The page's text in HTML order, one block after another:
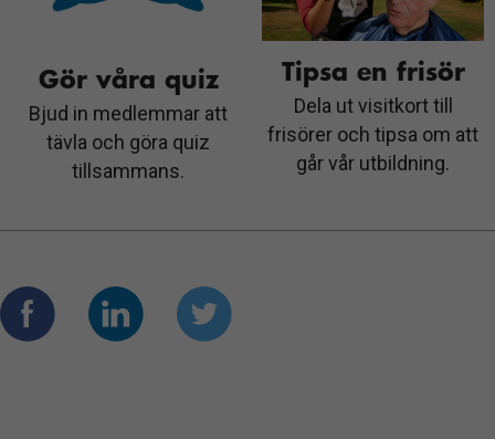
Gör våra quiz
Bjud in medlemmar att
tävla och göra quiz
tillsammans.
Tipsa en frisör
Dela ut visitkort till
frisörer och tipsa om att
går vår utbildning.